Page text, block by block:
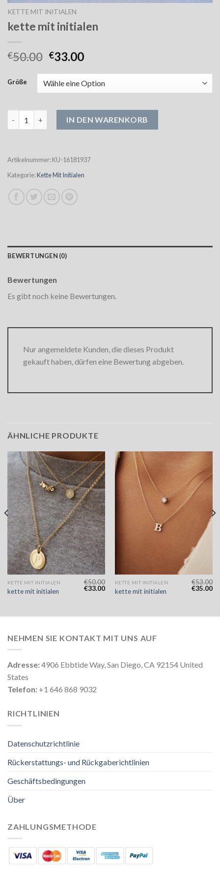
KETTE MIT INITIALEN
kette mit initialen
€50.00 €33.00
Größe
IN DEN WARENKORB
Artikelnummer:KU-16181937
Kategorie:Kette Mit Initialen
BEWERTUNGEN (0)
Bewertungen
Es gibt noch keine Bewertungen.
Nur angemeldete Kunden, die dieses Produkt
gekauft haben, dürfen eine Bewertung abgeben.
ÄHNLICHE PRODUKTE
KETTE MIT INITIALEN
kette mit initialen
€50.00
€33.00
KETTE MIT INITIALEN
kette mit initialen
€53.00
€35.00
NEHMEN SIE KONTAKT MIT UNS AUF
Adresse:4906 Ebbtide Way, San Diego, CA 92154 United
States
Telefon: +1 646 868 9032
RICHTLINIEN
Datenschutzrichtlinie
Rückerstattungs- und Rückgaberichtlinien
Geschäftsbedingungen
Über
ZAHLUNGSMETHODE